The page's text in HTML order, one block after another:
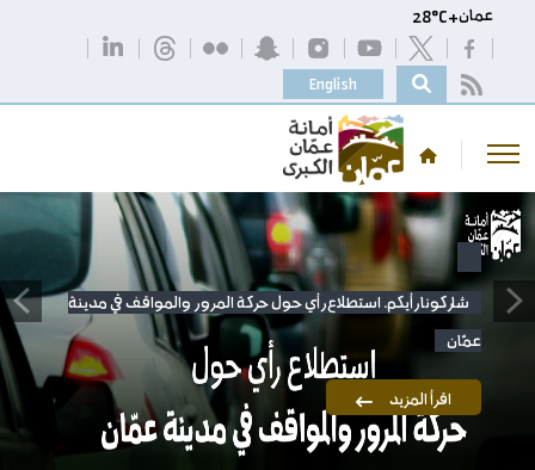
عمان+
28°C
English
شاركونا رأيكم. استطلاع رأي حول حركة المرور والمواقف في مدينة
عمّان
اقرأ المزيد